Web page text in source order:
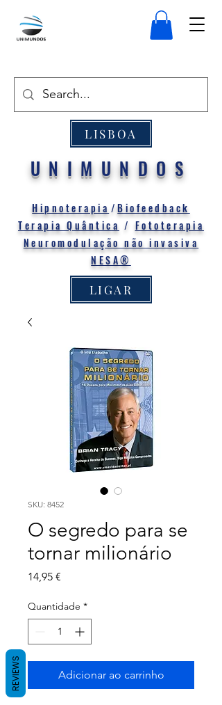
LISBOA
UNIMUNDOS
Hipnoterapia /Biofeedback
Terapia Quântica / Fototerapia
Neuromodulação não invasiva
NESA®
LIGAR
SKU: 8452
O segredo para se
tornar milionário
14,95 €
Quantidade *
Adicionar ao carrinho
REVIEWS